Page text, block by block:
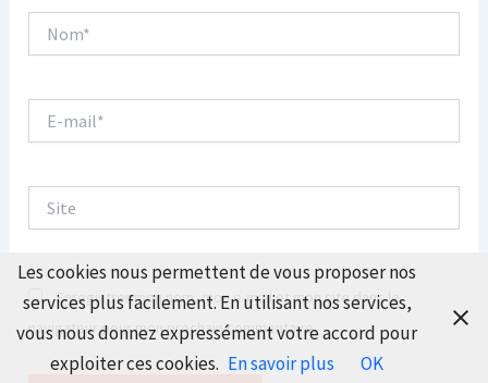
mail*
Enregistrer mon nom, mon e-mail et mon site dans le
navigateur pour mon prochain commentaire.
Les cookies nous permettent de vous proposer nos
services plus facilement. En utilisant nos services,
vous nous donnez expressément votre accord pour
exploiter ces cookies. En savoir plus OK